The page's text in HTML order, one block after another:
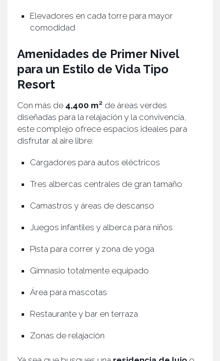
Elevadores en cada torre para mayor
comodidad
Amenidades de Primer Nivel
para un Estilo de Vida Tipo
Resort
Con más de 4,400 m² de áreas verdes
diseñadas para la relajación y la convivencia,
este complejo ofrece espacios ideales para
disfrutar al aire libre:
Cargadores para autos eléctricos
Tres albercas centrales de gran tamaño
Camastros y áreas de descanso
Juegos infantiles y alberca para niños
Pista para correr y zona de yoga
Gimnasio totalmente equipado
Área para mascotas
Restaurante y bar en terraza
Zonas de relajación